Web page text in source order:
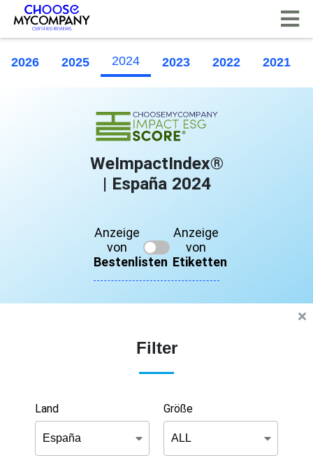
2026 2025 2024 2023 2022 2021
WeImpactIndex®
| España 2024
Anzeige
von
Bestenlisten
Anzeige
von
Etiketten
Filter
Land Größe
Cookie-Einstellungen